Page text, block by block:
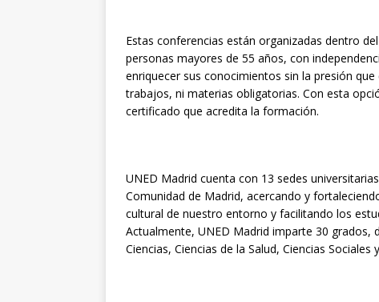
Estas conferencias están organizadas dentro
personas mayores de 55 años, con
enriquecer sus conocimientos sin la presión
trabajos, ni materias obligatorias. Con esta
certificado que acredita la formación.
UNED Madrid cuenta con 13 sedes
Comunidad de Madrid, acercando y
cultural de nuestro entorno y facilitando los
Actualmente, UNED Madrid imparte 30 grados,
Ciencias, Ciencias de la Salud, Ciencias